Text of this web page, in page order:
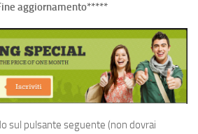
aggiornamento*****
sul pulsante seguente (non dovrai